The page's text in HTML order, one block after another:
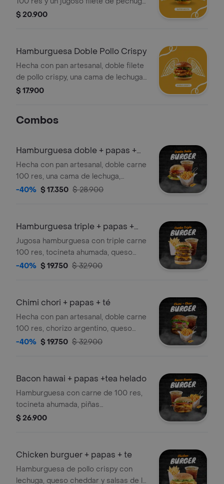
apanado, una cama de lechuga,
cheddar y salsas de la casa,
acompañado de papas a la francesa y
mr tea.
$ 20.900
Hamburguesa Doble Pollo Crispy
Hecha con pan artesanal, doble filete
de pollo crispy, una cama de lechuga,
tomate, cebolla caramelizada,
$ 17.900
Combos
Hamburguesa doble + papas +
tea helado
Hecha con pan artesanal, doble carne
100 res, una cama de lechuga,
tomate, cebolla caramelizada,
casa, acompañado de papas a la
francesa y tea artesanal de durazno.
-40% $ 17.350 $ 28.900
Hamburguesa triple + papas +
tea helado
Jugosa hamburguesa con triple carne
100 res, tocineta ahumada, queso
mozzarella, salsa de queso cheddar,
pan artesanal, acompañado de papas
a la francesa y tea artesanal de
durazno.
-40% $ 19.750 $ 32.900
Chimi chori + papas + té
Hecha con pan artesanal, doble carne
100 res, chorizo argentino, queso
mozarella, lechuga, tomate, cebolla,
francesa y té helado
-40% $ 19.750 $ 32.900
Bacon hawai + papas +tea helado
Hamburguesa con carne de 100 res,
tocineta ahumada, piñas
caramelizadas, queso mozarella,
bbq.
$ 26.900
Chicken burguer + papas + te
Hamburguesa de pollo crispy con
lechuga, queso cheddar y salsas de la